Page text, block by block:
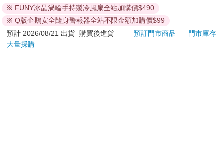
退換貨須知：
**提醒您，鑑賞期不等於試用期，退回商品須為全新狀態**
依據「消費者保護法」第19條及行政院消費者保護處公告之
※ FUNY冰晶渦輪手持製冷風扇全站加購價$490
※ Q版企鵝安全隨身警報器全站不限金額加購價$99
預計 2026/08/21 出貨
購買後進貨 預訂門市商品
門市庫存
大量採購